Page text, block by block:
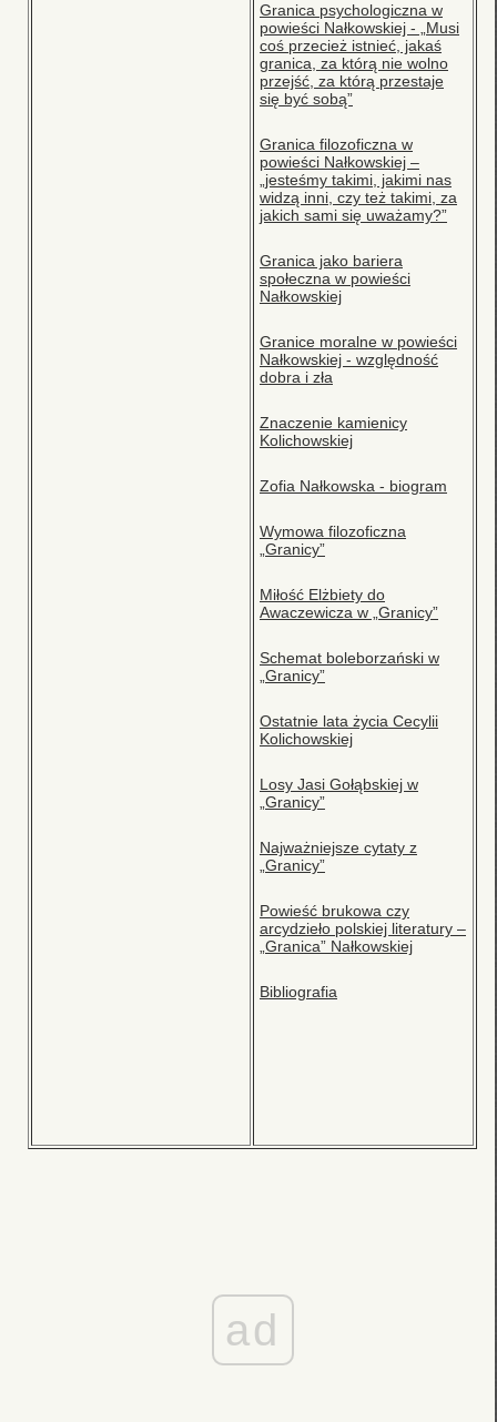
Granica psychologiczna w
powieści Nałkowskiej - „Musi
coś przecież istnieć, jakaś
granica, za którą nie wolno
przejść, za którą przestaje
się być sobą”
Granica filozoficzna w
powieści Nałkowskiej –
„jesteśmy takimi, jakimi nas
widzą inni, czy też takimi, za
jakich sami się uważamy?”
Granica jako bariera
społeczna w powieści
Nałkowskiej
Granice moralne w powieści
Nałkowskiej - względność
dobra i zła
Znaczenie kamienicy
Kolichowskiej
Zofia Nałkowska - biogram
Wymowa filozoficzna
„Granicy”
Miłość Elżbiety do
Awaczewicza w „Granicy”
Schemat boleborzański w
„Granicy”
Ostatnie lata życia Cecylii
Kolichowskiej
Losy Jasi Gołąbskiej w
„Granicy”
Najważniejsze cytaty z
„Granicy”
Powieść brukowa czy
arcydzieło polskiej literatury –
„Granica” Nałkowskiej
Bibliografia
ad